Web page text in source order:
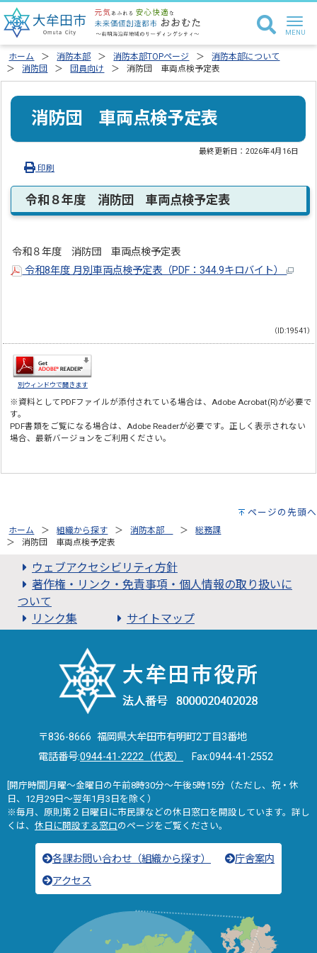
ホーム 消防本部 消防本部TOPページ
消防本部について
消防団
団員向け 消防団 車両点検予定表
消防団 車両点検予定表
最終更新日：2026年4月16日
印刷
令和８年度 消防団 車両点検予定表
令和８年度 消防団 車両点検予定表
令和8年度 月別車両点検予定表（PDF：344.9キロバイト）
（ID:19541）
別ウィンドウで開きます
※資料としてPDFファイルが添付されている場合は、Adobe Acrobat(R)が必要で
す。
PDF書類をご覧になる場合は、Adobe Readerが必要です。正しく表示されない
場合、最新バージョンをご利用ください。
ページの先頭へ
ホーム 組織から探す 消防本部
総務課
消防団 車両点検予定表
ウェブアクセシビリティ方針
著作権・リンク・免責事項・個人情報の取り扱いに
ついて
リンク集
サイトマップ
〒836-8666 福岡県大牟田市有明町2丁目3番地
電話番号:0944-41-2222（代表） Fax:0944-41-2552
[開庁時間]月曜～金曜日の午前8時30分～午後5時15分（ただし、祝・休
日、12月29日～翌年1月3日を除く）
※毎月、原則第２日曜日に市民課などの休日窓口を開設しています。詳し
くは、 休日に開設する窓口のページをご覧ください。
各課お問い合わせ（組織から探す）
庁舎案内
アクセス